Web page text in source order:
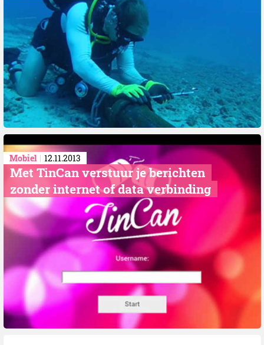
Mobiel 12.11.2013
Met TinCan verstuur je berichten
zonder internet of data verbinding